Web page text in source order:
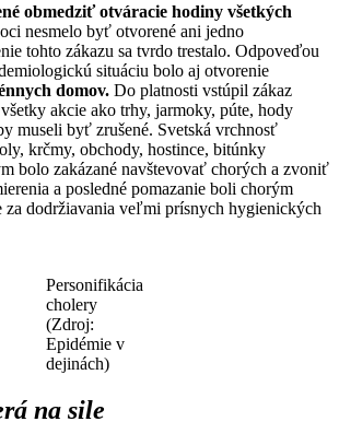
obmedziť otváracie hodiny všetkých
nesmelo byť otvorené ani jedno
tohto zákazu sa tvrdo trestalo. Odpoveďou
situáciu bolo aj otvorenie
domov. Do platnosti vstúpil zákaz
akcie ako trhy, jarmoky, púte, hody
museli byť zrušené. Svetská vrchnosť
krčmy, obchody, hostince, bitúnky
bolo zakázané navštevovať chorých a zvoniť
a posledné pomazanie boli chorým
za dodržiavania veľmi prísnych hygienických
Personifikácia
cholery
(Zdroj:
Epidémie v
dejinách)
na sile